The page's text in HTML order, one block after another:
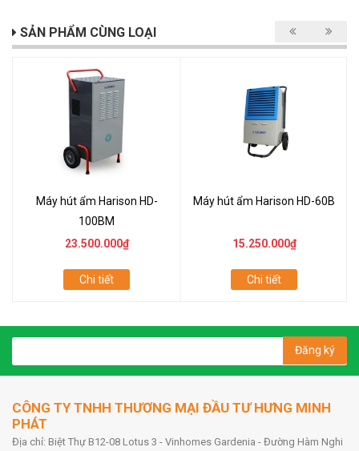
SẢN PHẨM CÙNG LOẠI
Máy hút ẩm Harison HD-
100BM
23.500.000₫
Chi tiết
Máy hút ẩm Harison HD-60B
15.250.000₫
Chi tiết
Đăng ký
CÔNG TY TNHH THƯƠNG MẠI ĐẦU TƯ HƯNG MINH
PHÁT
Địa chỉ: Biệt Thự B12-08 Lotus 3 - Vinhomes Gardenia - Đường Hàm Nghi